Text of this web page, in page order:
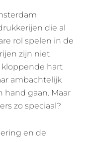
die al
rol spelen in de
zijn niet
kloppende hart
ambachtelijk
hand gaan. Maar
zo speciaal?
en de